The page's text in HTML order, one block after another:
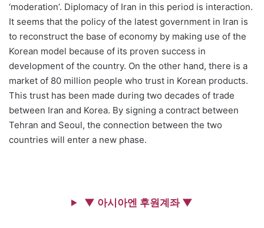
‘moderation’. Diplomacy of Iran in this period is interaction.
It seems that the policy of the latest government in Iran is
to reconstruct the base of economy by making use of the
Korean model because of its proven success in
development of the country. On the other hand, there is a
market of 80 million people who trust in Korean products.
This trust has been made during two decades of trade
between Iran and Korea. By signing a contract between
Tehran and Seoul, the connection between the two
countries will enter a new phase.
▼ 아시아엔 후원계좌 ▼